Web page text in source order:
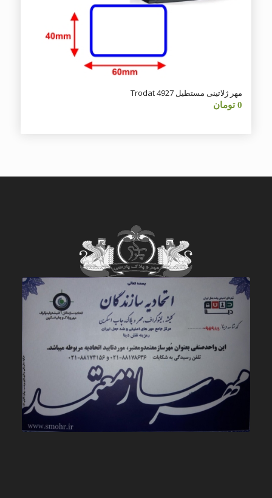
مهر ژلاتینی مستطیل Trodat 4927
0 تومان